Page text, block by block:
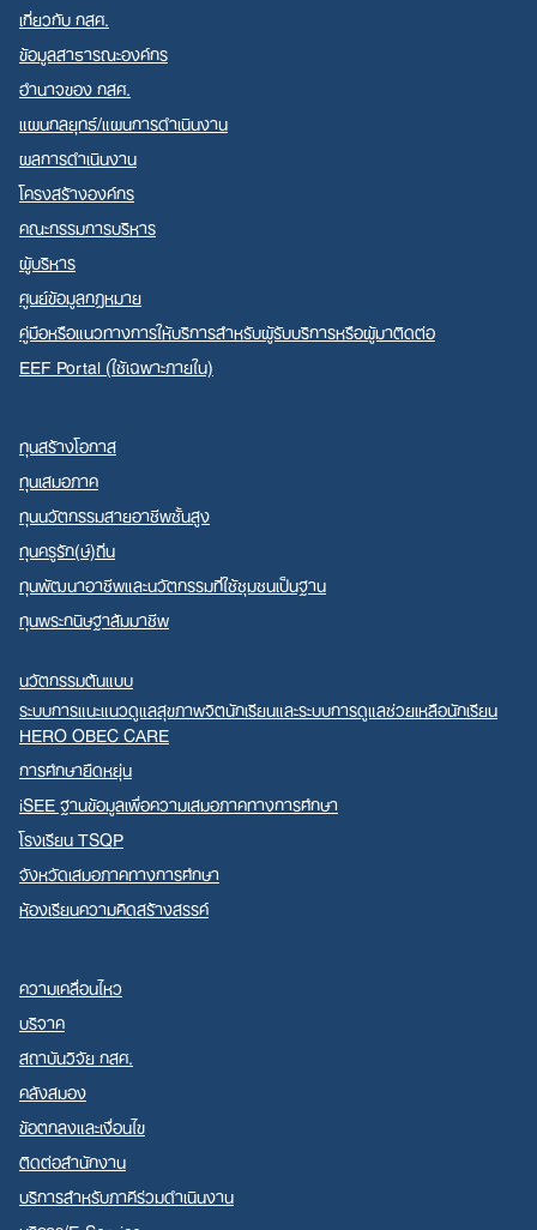
เกี่ยวกับ กสศ.
ข้อมูลสาธารณะองค์กร
อำนาจของ กสศ.
แผนกลยุทธ์/แผนการดำเนินงาน
ผลการดำเนินงาน
โครงสร้างองค์กร
คณะกรรมการบริหาร
ผู้บริหาร
ศูนย์ข้อมูลกฎหมาย
คู่มือหรือแนวทางการให้บริการสำหรับผู้รับบริการหรือผู้มาติดต่อ
EEF Portal (ใช้เฉพาะภายใน)
ทุนสร้างโอกาส
ทุนเสมอภาค
ทุนนวัตกรรมสายอาชีพชั้นสูง
ทุนครูรัก(ษ์)ถิ่น
ทุนพัฒนาอาชีพและนวัตกรรมที่ใช้ชุมชนเป็นฐาน
ทุนพระกนิษฐาสัมมาชีพ
นวัตกรรมต้นแบบ
ระบบการแนะแนวดูแลสุขภาพจิตนักเรียนและระบบการดูแลช่วยเหลือนักเรียน
HERO OBEC CARE
การศึกษายืดหยุ่น
iSEE ฐานข้อมูลเพื่อความเสมอภาคทางการศึกษา
โรงเรียน TSQP
จังหวัดเสมอภาคทางการศึกษา
ห้องเรียนความคิดสร้างสรรค์
ความเคลื่อนไหว
บริจาค
สถาบันวิจัย กสศ.
คลังสมอง
ข้อตกลงและเงื่อนไข
ติดต่อสำนักงาน
บริการสำหรับภาคีร่วมดำเนินงาน